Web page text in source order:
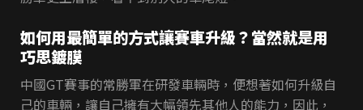
如何用最簡單的方式讓賽車升級？當然就是用
巧思鍍膜
中國GT賽事的常勝軍在研發車輛時，便想著如何升級自
己的車輛，讓自己擁有大幅領先其他人的能力，因此，